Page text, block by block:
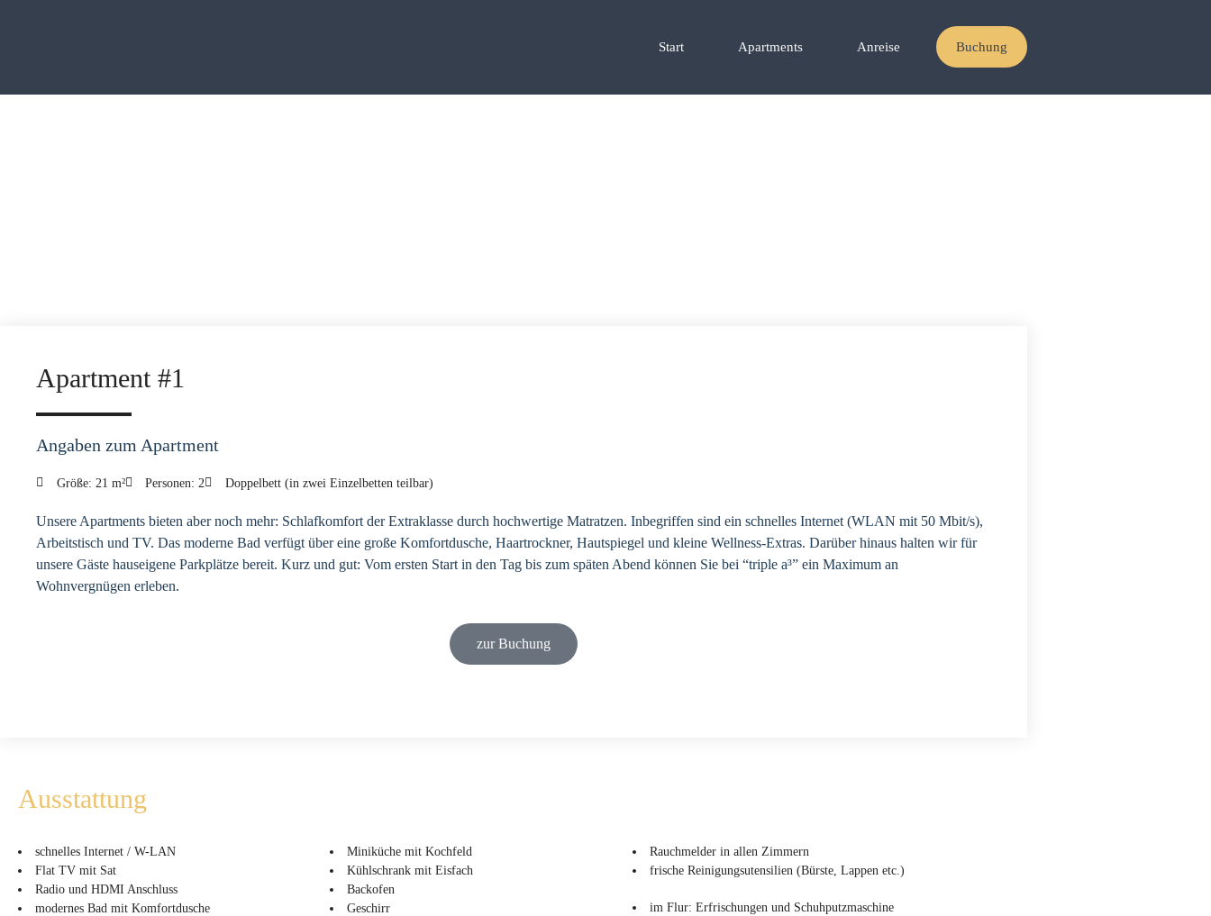
Start Apartments Anreise Buchung
Apartment #1
Angaben zum Apartment
Größe: 21 m² Personen: 2 Doppelbett (in zwei Einzelbetten teilbar)
Unsere Apartments bieten aber noch mehr: Schlafkomfort der Extraklasse durch hochwertige Matratzen. Inbegriffen sind ein schnelles Internet (WLAN mit 50 Mbit/s),
Arbeitstisch und TV. Das moderne Bad verfügt über eine große Komfortdusche, Haartrockner, Hautspiegel und kleine Wellness-Extras. Darüber hinaus halten wir für
unsere Gäste hauseigene Parkplätze bereit. Kurz und gut: Vom ersten Start in den Tag bis zum späten Abend können Sie bei “triple a³” ein Maximum an
Wohnvergnügen erleben.
zur Buchung
Ausstattung
schnelles Internet / W-LAN
Flat TV mit Sat
Radio und HDMI Anschluss
modernes Bad mit Komfortdusche
Miniküche mit Kochfeld
Kühlschrank mit Eisfach
Backofen
Geschirr
Rauchmelder in allen Zimmern
frische Reinigungsutensilien (Bürste, Lappen etc.)
im Flur: Erfrischungen und Schuhputzmaschine